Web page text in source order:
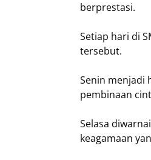
berprestasi.
Setiap hari di
tersebut.
Senin menjadi
pembinaan
Selasa
keagamaan